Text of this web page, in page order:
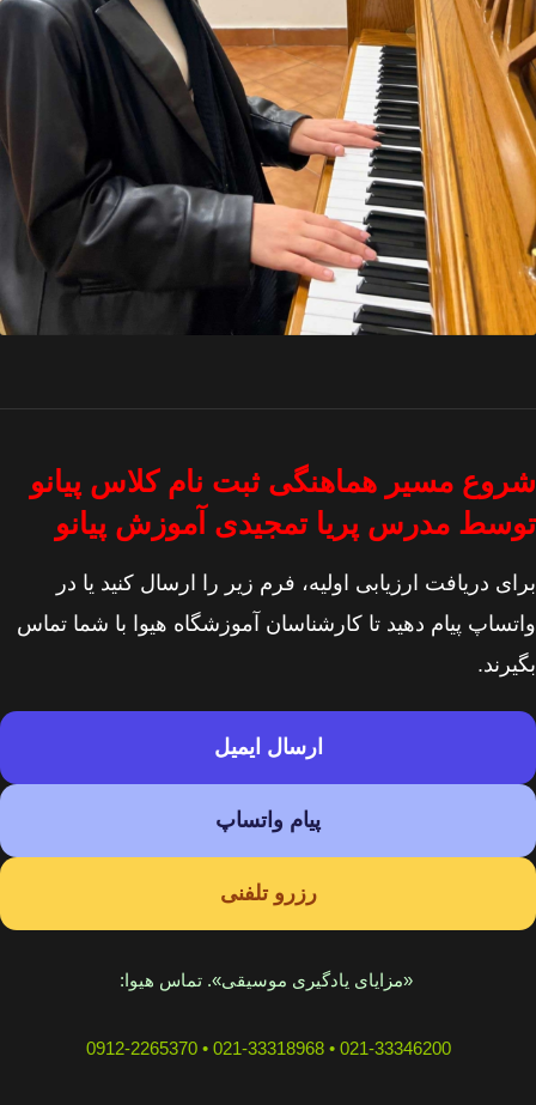
شروع مسیر هماهنگی ثبت نام کلاس پیانو
توسط مدرس پریا تمجیدی آموزش پیانو
برای دریافت ارزیابی اولیه، فرم زیر را ارسال کنید یا در
واتساپ پیام دهید تا کارشناسان آموزشگاه هیوا با شما تماس
بگیرند.
ارسال ایمیل
پیام واتساپ
رزرو تلفنی
«مزایای یادگیری موسیقی». تماس هیوا:
021-33346200 • 021-33318968 • 0912-2265370